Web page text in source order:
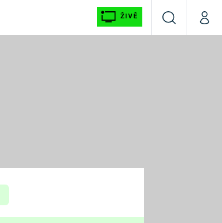
ŽIVĚ
VyhledáváníMůj
Prima LAJK